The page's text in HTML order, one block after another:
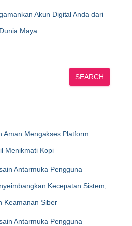
Akun Digital Anda dari
Maya
SEARCH
Aman Mengakses Platform
Menikmati Kopi
Antarmuka Pengguna
Kecepatan Sistem,
Keamanan Siber
Antarmuka Pengguna